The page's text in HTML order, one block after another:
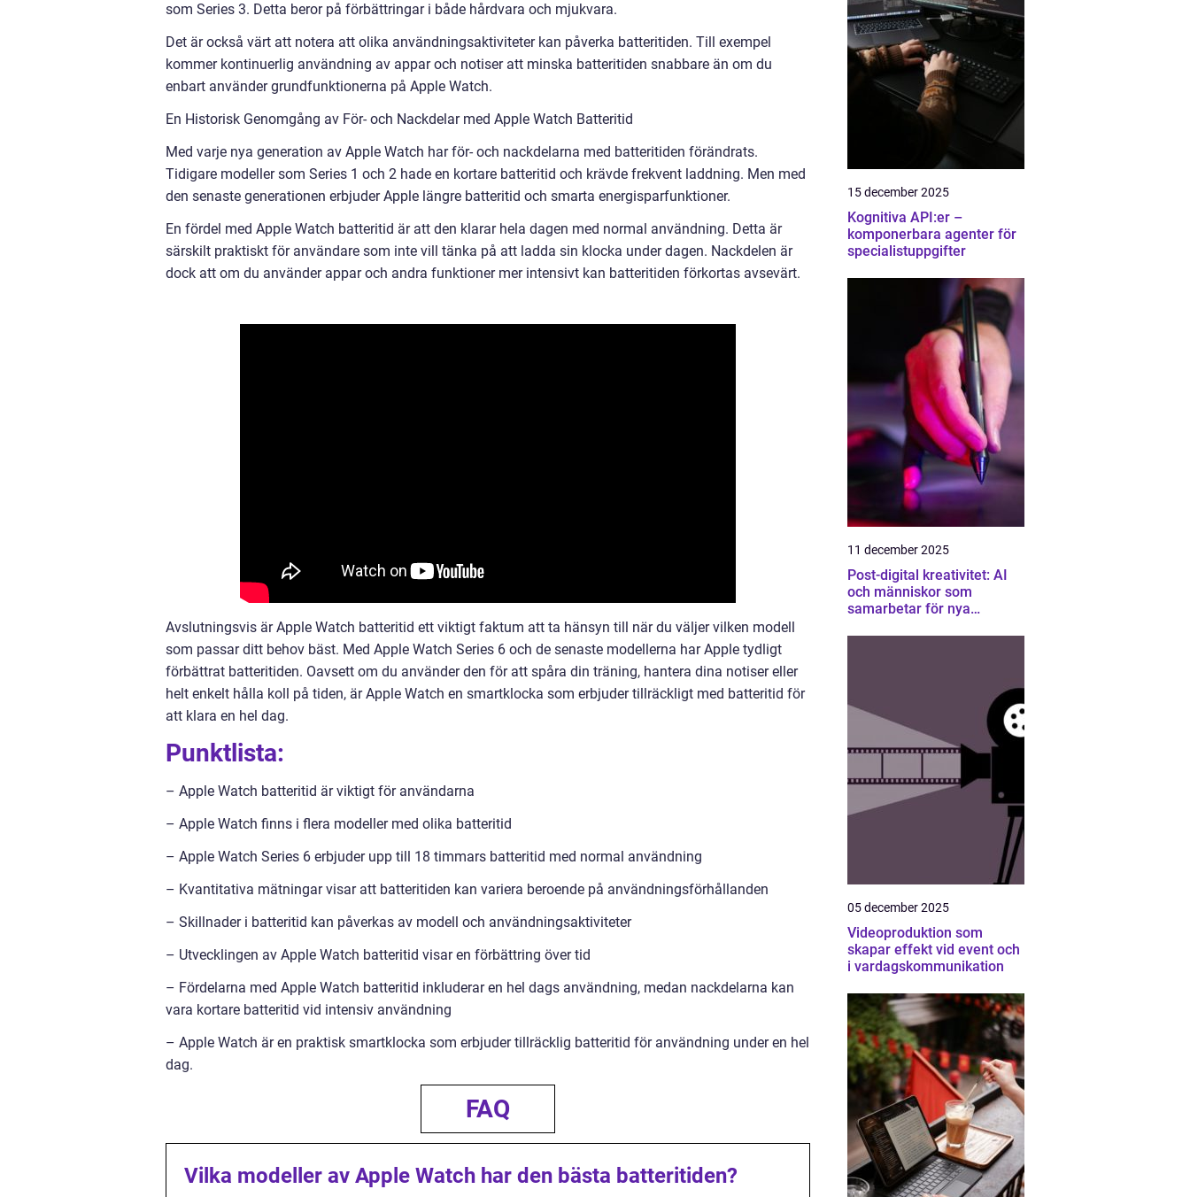
som Series 3. Detta beror på förbättringar i både hårdvara och mjukvara.
Det är också värt att notera att olika användningsaktiviteter kan påverka batteritiden. Till exempel
kommer kontinuerlig användning av appar och notiser att minska batteritiden snabbare än om du
enbart använder grundfunktionerna på Apple Watch.
En Historisk Genomgång av För- och Nackdelar med Apple Watch Batteritid
Med varje nya generation av Apple Watch har för- och nackdelarna med batteritiden förändrats.
Tidigare modeller som Series 1 och 2 hade en kortare batteritid och krävde frekvent laddning. Men med
den senaste generationen erbjuder Apple längre batteritid och smarta energisparfunktioner.
En fördel med Apple Watch batteritid är att den klarar hela dagen med normal användning. Detta är
särskilt praktiskt för användare som inte vill tänka på att ladda sin klocka under dagen. Nackdelen är
dock att om du använder appar och andra funktioner mer intensivt kan batteritiden förkortas avsevärt.
Avslutningsvis är Apple Watch batteritid ett viktigt faktum att ta hänsyn till när du väljer vilken modell
som passar ditt behov bäst. Med Apple Watch Series 6 och de senaste modellerna har Apple tydligt
förbättrat batteritiden. Oavsett om du använder den för att spåra din träning, hantera dina notiser eller
helt enkelt hålla koll på tiden, är Apple Watch en smartklocka som erbjuder tillräckligt med batteritid för
att klara en hel dag.
Punktlista:
– Apple Watch batteritid är viktigt för användarna
– Apple Watch finns i flera modeller med olika batteritid
– Apple Watch Series 6 erbjuder upp till 18 timmars batteritid med normal användning
– Kvantitativa mätningar visar att batteritiden kan variera beroende på användningsförhållanden
– Skillnader i batteritid kan påverkas av modell och användningsaktiviteter
– Utvecklingen av Apple Watch batteritid visar en förbättring över tid
– Fördelarna med Apple Watch batteritid inkluderar en hel dags användning, medan nackdelarna kan
vara kortare batteritid vid intensiv användning
– Apple Watch är en praktisk smartklocka som erbjuder tillräcklig batteritid för användning under en hel
dag.
FAQ
Vilka modeller av Apple Watch har den bästa batteritiden?
15 december 2025
Kognitiva API:er –
komponerbara agenter för
specialistuppgifter
11 december 2025
Post-digital kreativitet: AI
och människor som
samarbetar för nya
05 december 2025
Videoproduktion som
skapar effekt vid event och
i vardagskommunikation